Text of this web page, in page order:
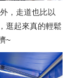
，走道也比以
逛起來真的輕鬆
~